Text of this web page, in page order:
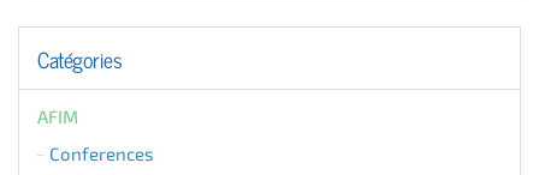
Catégories
AFIM
Conferences